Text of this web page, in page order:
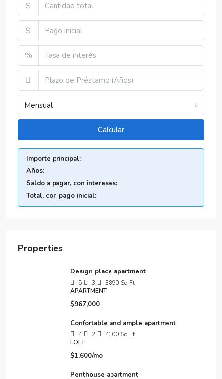
$
$
%
Mensual
Calcular
Importe principal:
Años:
Saldo a pagar, con intereses:
Total, con pago inicial:
Properties
Design place apartment
5 3 3890 Sq Ft
APARTMENT
$967,000
Confortable and ample apartment
4 2 4300 Sq Ft
LOFT
$1,600/mo
Penthouse apartment